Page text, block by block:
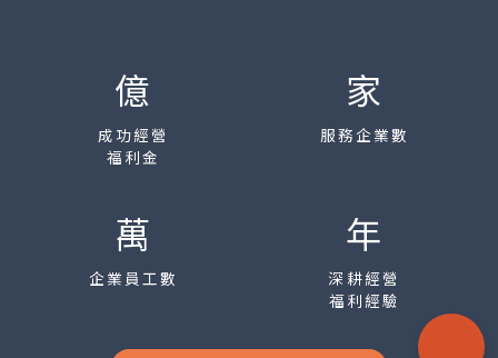
億
成功經營
福利金
家
服務企業數
萬
企業員工數
年
深耕經營
福利經驗